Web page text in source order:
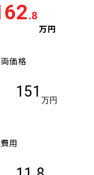
.8
万円
価格
151
万円
用